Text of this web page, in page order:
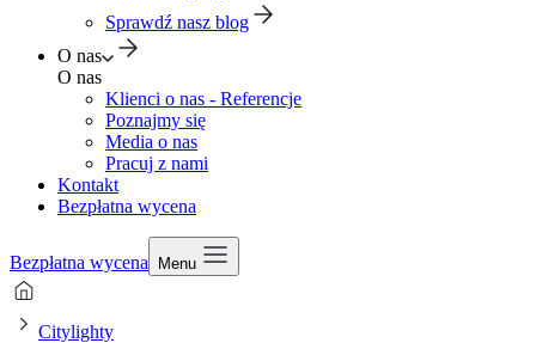
Sprawdź nasz blog
O nas
O nas
Klienci o nas - Referencje
Poznajmy się
Media o nas
Pracuj z nami
Kontakt
Bezpłatna wycena
Bezpłatna wycena Menu
Citylighty